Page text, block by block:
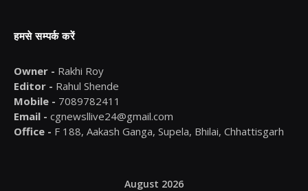
हमसे सम्पर्क करें
Owner - Rakhi Roy
Editor - Rahul Shende
Mobile - 7089782411
Email - cgnewsllive24@gmail.com
Office - F 188, Aakash Ganga, Supela, Bhilai, Chhattisgarh
August 2026